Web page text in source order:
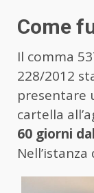
Come
Il comma
228/2012
presentare
cartella
60 giorni